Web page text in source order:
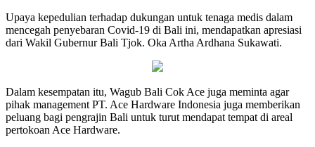
Upaya kepedulian terhadap dukungan untuk tenaga medis dalam
mencegah penyebaran Covid-19 di Bali ini, mendapatkan apresiasi
dari Wakil Gubernur Bali Tjok. Oka Artha Ardhana Sukawati.
Dalam kesempatan itu, Wagub Bali Cok Ace juga meminta agar
pihak management PT. Ace Hardware Indonesia juga memberikan
peluang bagi pengrajin Bali untuk turut mendapat tempat di areal
pertokoan Ace Hardware.